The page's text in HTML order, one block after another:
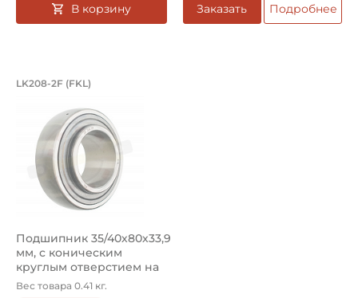
В корзину Заказать Подробнее
Подшипник 35/40х80х33,9 мм, c
LK208-2F (FKL)
Подшипник 35/40х80х33,9
мм, c коническим
круглым отверстием на
вал 35/4...
Вес товара 0.41 кг.